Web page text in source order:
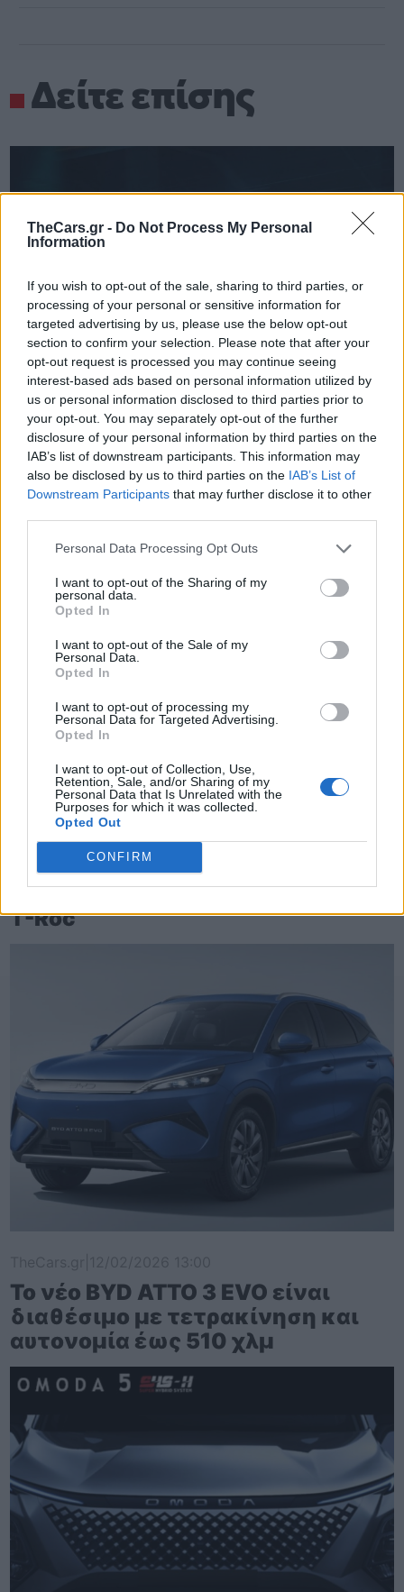
TheCars.gr - Do Not Process My Personal
Information
If you wish to opt-out of the sale, sharing to third parties, or
processing of your personal or sensitive information for
targeted advertising by us, please use the below opt-out
section to confirm your selection. Please note that after your
opt-out request is processed you may continue seeing
interest-based ads based on personal information utilized by
us or personal information disclosed to third parties prior to
your opt-out. You may separately opt-out of the further
disclosure of your personal information by third parties on the
IAB’s list of downstream participants. This information may
also be disclosed by us to third parties on the IAB’s List of
Downstream Participants that may further disclose it to other
Personal Data Processing Opt Outs
I want to opt-out of the Sharing of my
personal data.
Opted In
I want to opt-out of the Sale of my
Personal Data.
Opted In
I want to opt-out of processing my
Personal Data for Targeted Advertising.
Opted In
I want to opt-out of Collection, Use,
Retention, Sale, and/or Sharing of my
Personal Data that Is Unrelated with the
Purposes for which it was collected.
Opted Out
CONFIRM
Δείτε επίσης
TheCars.gr| 19/02/2026 18:00
Δοκιμάζουμε το οικογενειακό
ηλεκτρικό Omoda 5
|16/02/2026 20:00
Η Volkswagen παρουσιάζει το νέο
T-Roc
Το νέο BYD ATTO 3 EVO είναι
διαθέσιμο με τετρακίνηση και
αυτονομία έως 510 χλμ